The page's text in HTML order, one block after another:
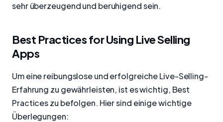
sehr überzeugend und beruhigend sein.
Best Practices for Using Live Selling
Apps
Um eine reibungslose und erfolgreiche Live-Selling-
Erfahrung zu gewährleisten, ist es wichtig, Best
Practices zu befolgen. Hier sind einige wichtige
Überlegungen: